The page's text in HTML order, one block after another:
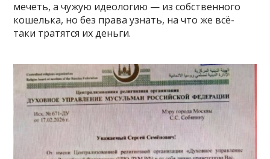
мечеть, а чужую идеологию — из собственного
кошелька, но без права узнать, на что же всё-
таки тратятся их деньги.